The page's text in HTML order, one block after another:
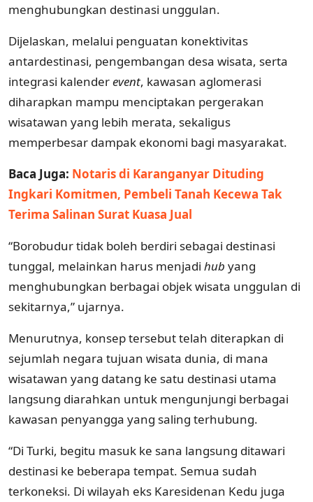
menghubungkan destinasi unggulan.
Dijelaskan, melalui penguatan konektivitas
antardestinasi, pengembangan desa wisata, serta
integrasi kalenderevent, kawasan aglomerasi
diharapkan mampu menciptakan pergerakan
wisatawan yang lebih merata, sekaligus
memperbesar dampak ekonomi bagi masyarakat.
Baca Juga: Notaris di Karanganyar Dituding
Ingkari Komitmen, Pembeli Tanah Kecewa Tak
Terima Salinan Surat Kuasa Jual
“Borobudur tidak boleh berdiri sebagai destinasi
tunggal, melainkan harus menjadi hub yang
menghubungkan berbagai objek wisata unggulan di
sekitarnya,” ujarnya.
Menurutnya, konsep tersebut telah diterapkan di
sejumlah negara tujuan wisata dunia, di mana
wisatawan yang datang ke satu destinasi utama
langsung diarahkan untuk mengunjungi berbagai
kawasan penyangga yang saling terhubung.
“Di Turki, begitu masuk ke sana langsung ditawari
destinasi ke beberapa tempat. Semua sudah
terkoneksi. Di wilayah eks Karesidenan Kedu juga